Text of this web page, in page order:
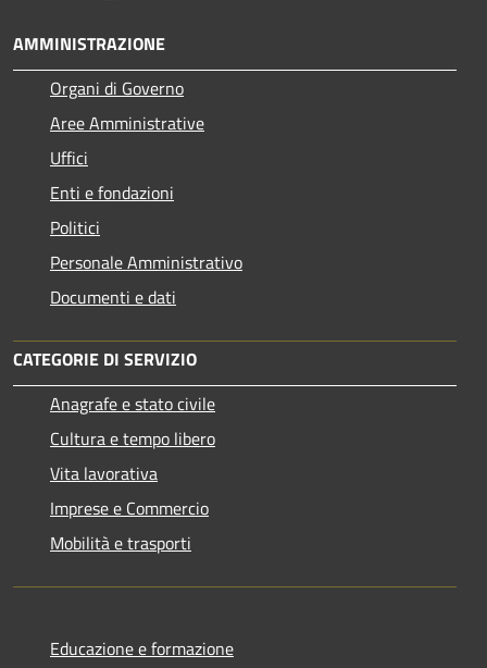
AMMINISTRAZIONE
Organi di Governo
Aree Amministrative
Uffici
Enti e fondazioni
Politici
Personale Amministrativo
Documenti e dati
CATEGORIE DI SERVIZIO
Anagrafe e stato civile
Cultura e tempo libero
Vita lavorativa
Imprese e Commercio
Mobilità e trasporti
Educazione e formazione